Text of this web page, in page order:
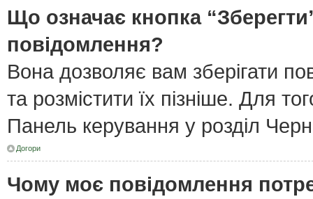
Що означає кнопка
повідомлення?
Вона дозволяє вам зберігати
та розмістити їх пізніше. Для
Панель керування у розділ
Догори
Чому моє повідомлення